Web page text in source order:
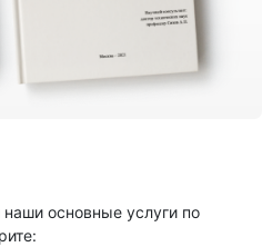
основные услуги по